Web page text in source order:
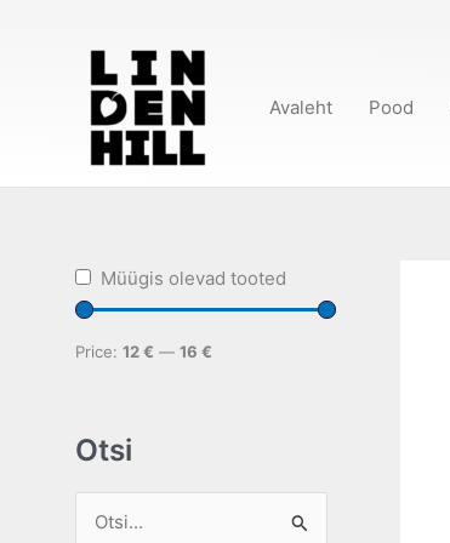
Avaleht Pood
Müügis olevad tooted
Price: 12 € — 16 €
Otsi